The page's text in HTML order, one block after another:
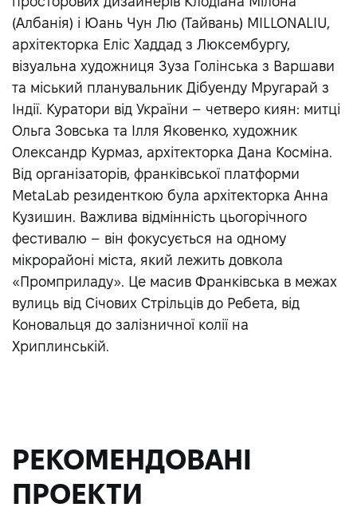
(Албанія) і Юань Чун Лю (Тайвань) MILLONALIU,
архітекторка Еліс Хаддад з Люксембургу,
візуальна художниця Зуза Голінська з Варшави
та міський планувальник Дібуенду Мругарай з
Індії. Куратори від України – четверо киян: митці
Ольга Зовська та Ілля Яковенко, художник
Олександр Курмаз, архітекторка Дана Косміна.
Від організаторів, франківської платформи
MetaLab резиденткою була архітекторка Анна
Кузишин. Важлива відмінність цьогорічного
фестивалю – він фокусується на одному
мікрорайоні міста, який лежить довкола
«Промприладу». Це масив Франківська в межах
вулиць від Січових Стрільців до Ребета, від
Коновальця до залізничної колії на
Хриплинській.
РЕКОМЕНДОВАНІ
ПРОЕКТИ